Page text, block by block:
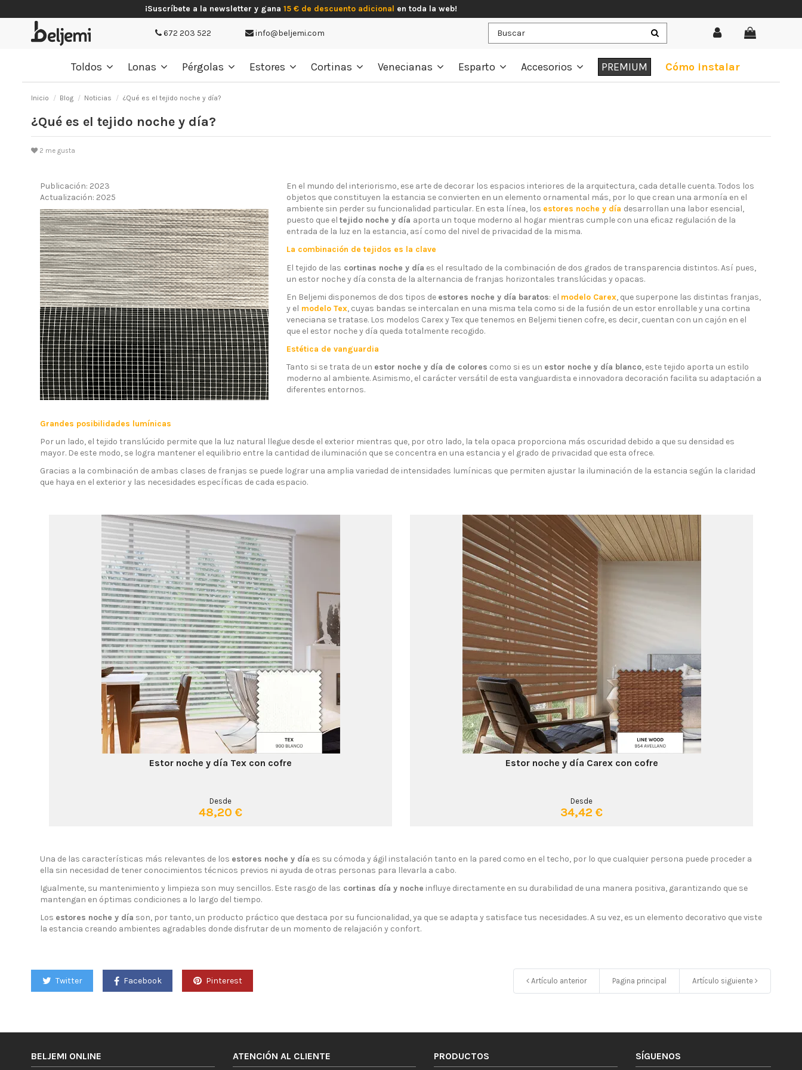
¡Suscríbete a la newsletter y gana 15 € de descuento adicional en toda la web!
672 203 522 info@beljemi.com
Toldos Lonas Pérgolas Estores Cortinas Venecianas Esparto Accesorios PREMIUM Cómo instalar
Inicio Blog Noticias ¿Qué es el tejido noche y día?
¿Qué es el tejido noche y día?
2 me gusta
Publicación: 2023
Actualización: 2025
En el mundo del interiorismo, ese arte de decorar los espacios interiores de la arquitectura, cada detalle cuenta. Todos los
objetos que constituyen la estancia se convierten en un elemento ornamental más, por lo que crean una armonía en el
ambiente sin perder su funcionalidad particular. En esta línea, los estores noche y día desarrollan una labor esencial,
puesto que eltejido noche y día aporta un toque moderno al hogar mientras cumple con una eficaz regulación de la
entrada de la luz en la estancia, así como del nivel de privacidad de la misma.
La combinación de tejidos es la clave
El tejido de las cortinas noche y día es el resultado de la combinación de dos grados de transparencia distintos. Así pues,
un estor noche y día consta de la alternancia de franjas horizontales translúcidas y opacas.
En Beljemi disponemos de dos tipos de estores noche y día baratos: el modelo Carex, que superpone las distintas franjas,
y el modelo Tex, cuyas bandas se intercalan en una misma tela como si de la fusión de un estor enrollable y una cortina
veneciana se tratase. Los modelos Carex y Tex que tenemos en Beljemi tienen cofre, es decir, cuentan con un cajón en el
que el estor noche y día queda totalmente recogido.
Estética de vanguardia
Tanto si se trata de un estor noche y día de colores como si es un estor noche y día blanco, este tejido aporta un estilo
moderno al ambiente.Asimismo, el carácter versátil de esta vanguardista e innovadora decoración facilita su adaptación a
diferentes entornos.
Grandes posibilidades lumínicas
Por un lado, el tejido translúcido permite que la luz natural llegue desde el exterior mientras que, por otro lado, la tela opaca proporciona más oscuridad debido a que su densidad es
mayor. De este modo, se logra mantener el equilibrio entre la cantidad de iluminación que se concentra en una estancia y el grado de privacidad que esta ofrece.
Gracias a la combinación de ambas clases de franjas se puede lograr una amplia variedad de intensidades lumínicas que permiten ajustar la iluminación de la estancia según la claridad
que haya en el exterior y las necesidades específicas de cada espacio.
Estor noche y día Tex con cofre
Desde
48,20 €
Estor noche y día Carex con cofre
Desde
34,42 €
Una de las características más relevantes de los estores noche y día es su cómoda y ágil instalación tanto en la pared como en el techo, por lo que cualquier persona puede proceder a
ella sin necesidad de tener conocimientos técnicos previos ni ayuda de otras personas para llevarla a cabo.
Igualmente, su mantenimiento y limpieza son muy sencillos. Este rasgo de las cortinas día y noche influye directamente en su durabilidad de una manera positiva, garantizando que se
mantengan en óptimas condiciones a lo largo del tiempo.
Los estores noche y día son, por tanto, un producto práctico que destaca por su funcionalidad, ya que se adapta y satisface tus necesidades. A su vez, es un elemento decorativo que viste
la estancia creando ambientes agradables donde disfrutar de un momento de relajación y confort.
Twitter Facebook Pinterest Artículo anterior Pagina principal Artículo siguiente
BELJEMI ONLINE ATENCIÓN AL CLIENTE PRODUCTOS SÍGUENOS